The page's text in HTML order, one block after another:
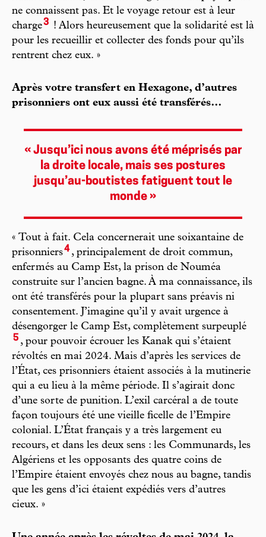
ne connaissent pas. Et le voyage retour est à leur
charge3 ! Alors heureusement que la solidarité est là
pour les recueillir et collecter des fonds pour qu’ils
rentrent chez eux. »
Après votre transfert en Hexagone, d’autres
prisonniers ont eux aussi été transférés…
« Jusqu’ici nous avons été méprisés par
la droite locale, mais ses postures
jusqu’au-boutistes fatiguent tout le
monde »
« Tout à fait. Cela concernerait une soixantaine de
prisonniers4, principalement de droit commun,
enfermés au Camp Est, la prison de Nouméa
construite sur l’ancien bagne. À ma connaissance, ils
ont été transférés pour la plupart sans préavis ni
consentement. J’imagine qu’il y avait urgence à
désengorger le Camp Est, complètement surpeuplé
5 , pour pouvoir écrouer les Kanak qui s’étaient
révoltés en mai 2024. Mais d’après les services de
l’État, ces prisonniers étaient associés à la mutinerie
qui a eu lieu à la même période. Il s’agirait donc
d’une sorte de punition. L’exil carcéral a de toute
façon toujours été une vieille ficelle de l’Empire
colonial. L’État français y a très largement eu
recours, et dans les deux sens : les Communards, les
Algériens et les opposants des quatre coins de
l’Empire étaient envoyés chez nous au bagne, tandis
que les gens d’ici étaient expédiés vers d’autres
cieux. »